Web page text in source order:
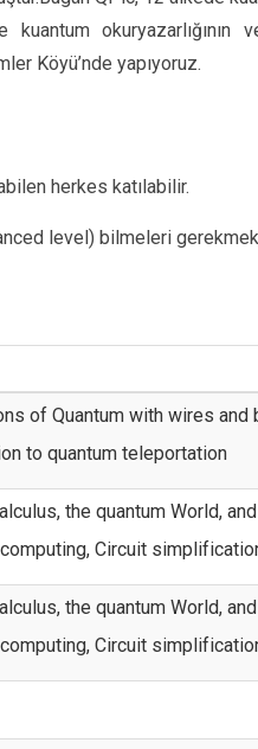
kuantum
Köyü’nde yapıyoruz.
herkes katılabilir.
level) bilmeleri
of Quantum with wires and
to quantum teleportation
the quantum World,
Circuit
the quantum World,
Circuit